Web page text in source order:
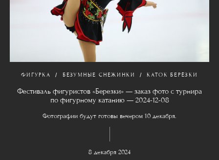
ФИГУРКА БЕЗУМНЫЕ СНЕЖИНКИ КАТОК БЕРЁЗКИ
Фестиваль фигуристов «Березки» — заказ фото с турнира
по фигурному катанию — 2024-12-08
Фотографии будут готовы вечером 10 декабря.
8 декабря 2024